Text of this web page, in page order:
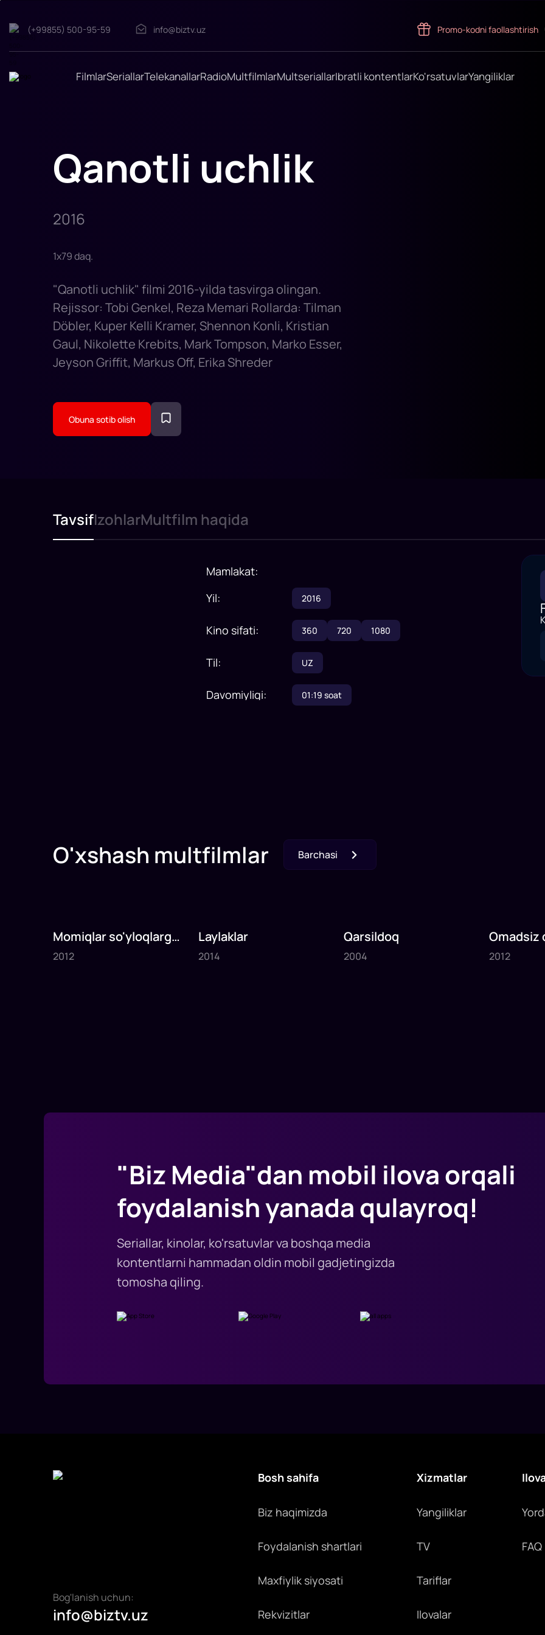
Qanotli
filmi
2016-
(+99855) 500-95-59 info@biztv.uz Promo-kodni faollashtirish
FilmlarSeriallarTelekanallarRadioMultfilmlarMultseriallarIbratli kontentlarKo'rsatuvlarYangiliklar
Qanotli uchlik
2016
1x79daq.
"Qanotli uchlik" filmi 2016-yilda tasvirga olingan.
Rejissor: Tobi Genkel, Reza Memari Rollarda: Tilman
Döbler, Kuper Kelli Kramer, Shennon Konli, Kristian
Gaul, Nikolette Krebits, Mark Tompson, Marko Esser,
Jeyson Griffit, Markus Off, Erika Shreder
Obuna sotib olish
TavsifIzohlarMultfilm haqida
Mamlakat:
Yil: 2016
Kino sifati: 360 720 1080
Til: UZ
Davomiyligi: 01:19 soat
O'xshash multfilmlar Barchasi
2012
1x69
Momiqlar so'yloqlarga
qarshi
2012
2014
1x85
Laylaklar
2014
2004
1x70
Qarsildoq
2004
2012
1x80
Omadsiz
2012
"Biz Media"dan mobil ilova orqali
foydalanish yanada qulayroq!
Seriallar, kinolar, ko'rsatuvlar va boshqa media
kontentlarni hammadan oldin mobil gadjetingizda
tomosha qiling.
Bog'lanish uchun:
info@biztv.uz
Bosh sahifa
Biz haqimizda
Foydalanish shartlari
Maxfiylik siyosati
Rekvizitlar
Xizmatlar
Yangiliklar
TV
Tariflar
Ilovalar
FAQ